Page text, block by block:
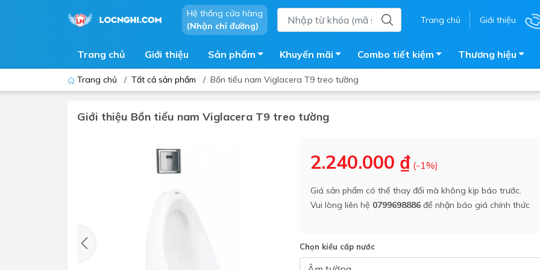
Hệ thống cửa hàng
(Nhận chỉ đường)
Trang chủ Giới thiệu
Trang chủ Giới thiệu Sản phẩm
Lavabo - Chậu rửa mặt
Vòi chậu - vòi hồ - vòi gắn tường
Lavabo tủ - Lavabo kính
Máy tắm nước nóng điện
Sen tắm âm tường
trời
Bồn bảo ôn
Bồn nhựa tự hoại
Khuyến mãi Combo tiết kiệm Thương hiệu
Trang chủ / Tất cả sản phẩm / Bồn tiểu nam Viglacera T9 treo tường
Giới thiệu Bồn tiểu nam Viglacera T9 treo tường
2.240.000 ₫ (-1%)
Giá sản phẩm có thể thay đổi mà không kịp báo trước.
Vui lòng liên hệ 0799698886 để nhận báo giá chính thức
Chọn kiểu cấp nước